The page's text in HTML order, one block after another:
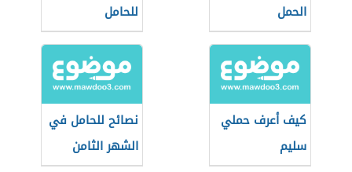
الحمل
للحامل
كيف أعرف حملي
سليم
نصائح للحامل في
الشهر الثامن